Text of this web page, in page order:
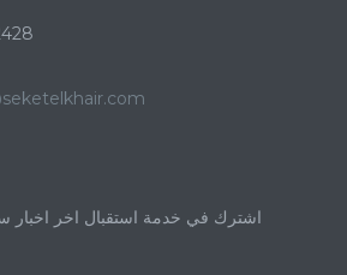
اشترك في خدمة استقبال اخر اخبار